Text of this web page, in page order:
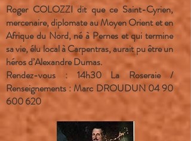
Roger COLOZZI dit que ce Saint-Cyrien,
mercenaire, diplomate au Moyen Orient et en
Afrique du Nord, né à Pernes et qui termine
sa vie, élu local à Carpentras, aurait pu être un
héros d’Alexandre Dumas.
Rendez-vous : 14h30 La Roseraie /
Renseignements : Marc DROUDUN 04 90
600 620